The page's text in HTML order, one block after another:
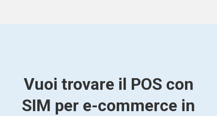
Vuoi trovare il POS con
SIM per e-commerce in